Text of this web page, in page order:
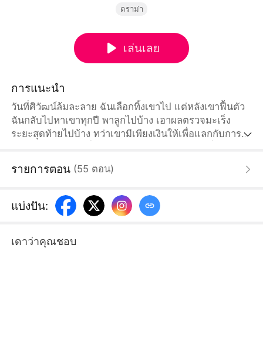
ดราม่า
เล่นเลย
การแนะนำ
วันที่ศิวัฒน์ล้มละลาย ฉันเลือกทิ้งเขาไป แต่หลังเขาฟื้นตัว
ฉันกลับไปหาเขาทุกปี พาลูกไปบ้าง เอาผลตรวจมะเร็ง
ระยะสุดท้ายไปบ้าง ทว่าเขามีเพียงเงินให้เพื่อแลกกับการ
รายการตอน (55 ตอน)
แบ่งปัน:
เดาว่าคุณชอบ